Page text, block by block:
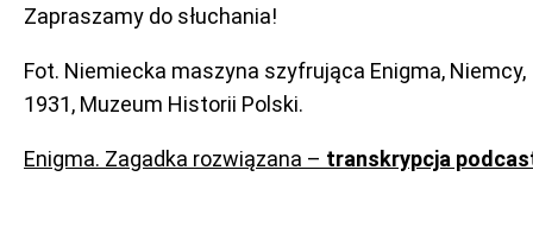
Zapraszamy do słuchania!
Fot. Niemiecka maszyna szyfrująca Enigma, Niemcy,
1931, Muzeum Historii Polski.
Enigma. Zagadka rozwiązana – transkrypcja